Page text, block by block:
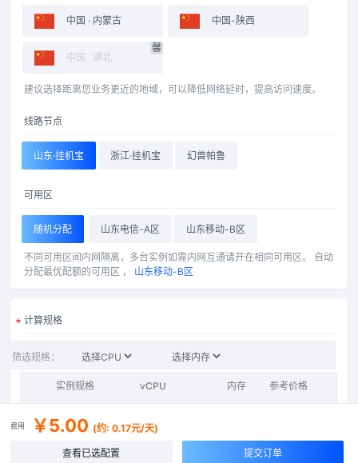
中国 · 内蒙古 中国-陕西
中国 · 湖北
馨
建议选择距离您业务更近的地域，可以降低网络延时，提高访问速度。
线路节点
山东·挂机宝 浙江·挂机宝 幻兽帕鲁
可用区
随机分配 山东电信-A区 山东移动-B区
不同可用区间内网隔离，多台实例如需内网互通请开在相同可用区。
自动
分配最优配额的可用区 ， 山东移动-B区
计算规格
全部 入门型
筛选规格：
实例规格 vCPU 内存 参考价格
2核1G
2核2G 2GiB
费用 ￥5.00 (约: 0.17元/天)
查看已选配置 提交订单